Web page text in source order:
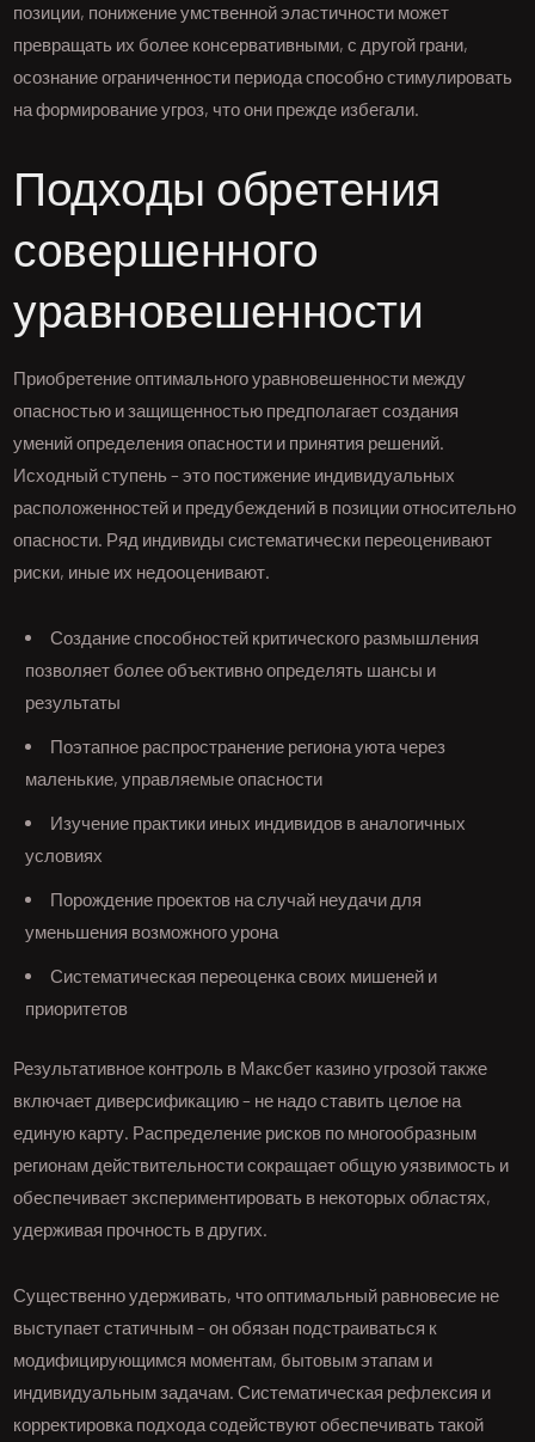
позиции, понижение умственной эластичности может
превращать их более консервативными, с другой грани,
осознание ограниченности периода способно стимулировать
на формирование угроз, что они прежде избегали.
Подходы обретения
совершенного
уравновешенности
Приобретение оптимального уравновешенности между
опасностью и защищенностью предполагает создания
умений определения опасности и принятия решений.
Исходный ступень – это постижение индивидуальных
расположенностей и предубеждений в позиции относительно
опасности. Ряд индивиды систематически переоценивают
риски, иные их недооценивают.
Создание способностей критического размышления
позволяет более объективно определять шансы и
результаты
Поэтапное распространение региона уюта через
маленькие, управляемые опасности
Изучение практики иных индивидов в аналогичных
условиях
Порождение проектов на случай неудачи для
уменьшения возможного урона
Систематическая переоценка своих мишеней и
приоритетов
Результативное контроль в Максбет казино угрозой также
включает диверсификацию – не надо ставить целое на
единую карту. Распределение рисков по многообразным
регионам действительности сокращает общую уязвимость и
обеспечивает экспериментировать в некоторых областях,
удерживая прочность в других.
Существенно удерживать, что оптимальный равновесие не
выступает статичным – он обязан подстраиваться к
модифицирующимся моментам, бытовым этапам и
индивидуальным задачам. Систематическая рефлексия и
корректировка подхода содействуют обеспечивать такой